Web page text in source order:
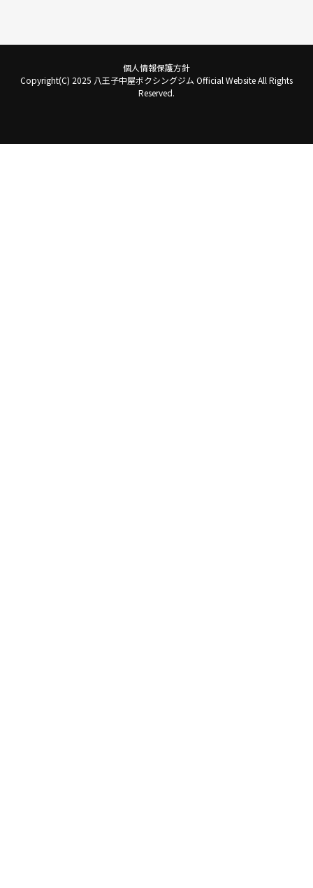
個人情報保護方針
Copyright(C) 2025 八王子中屋ボクシングジム Official Website All Rights
Reserved.